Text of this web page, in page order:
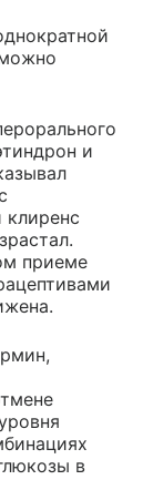
и
клиренс
приеме
в